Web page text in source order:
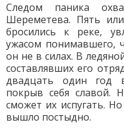
Следом паника
Шереметева. Пять
бросились к реке,
ужасом понимавшего,
он не в силах. В
составлявших его
двадцать один год
покрыв себя славой.
сможет их испугать.
вышло постыдно.